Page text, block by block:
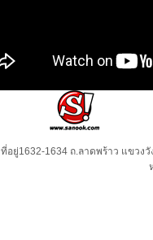
ที่อยู่1632-1634 ถ.ลาดพร้าว แขวง